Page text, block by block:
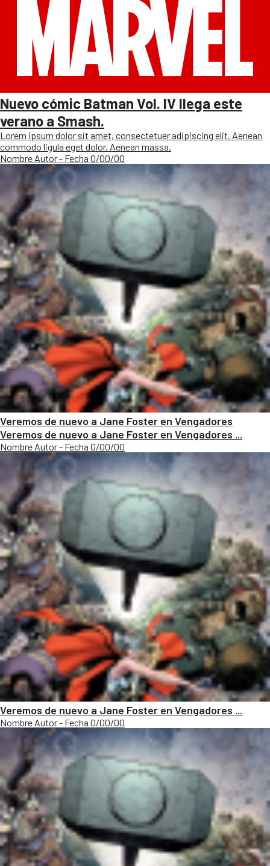
Nuevo cómic Batman Vol. IV llega este
verano a Smash.
Lorem ipsum dolor sit amet, consectetuer adipiscing elit. Aenean
commodo ligula eget dolor. Aenean massa.
Nombre Autor - Fecha 0/00/00
Veremos de nuevo a Jane Foster en Vengadores
Veremos de nuevo a Jane Foster en Vengadores ...
Nombre Autor - Fecha 0/00/00
Veremos de nuevo a Jane Foster en Vengadores ...
Nombre Autor - Fecha 0/00/00